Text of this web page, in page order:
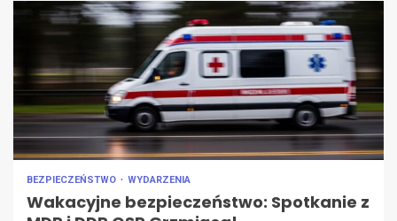
BEZPIECZEŃSTWO WYDARZENIA
Wakacyjne bezpieczeństwo: Spotkanie z